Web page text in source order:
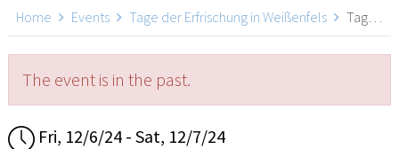
Home Events Tage der Erfrischung in Weißenfels Tage der Erfrischung in Weißenfels, Weißenfels
The event is in the past.
Fri, 12/6/24 - Sat, 12/7/24